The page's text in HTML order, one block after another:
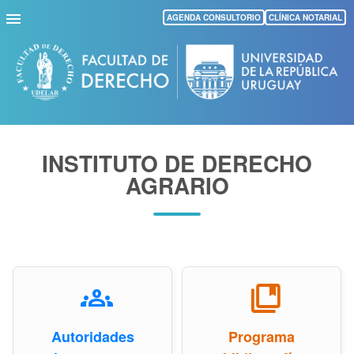
Pasar
al
contenido
principal
AGENDA CONSULTORIO CLÍNICA NOTARIAL
INSTITUTO DE DERECHO
AGRARIO
groups
Autoridades
collections_bookmark
Programa